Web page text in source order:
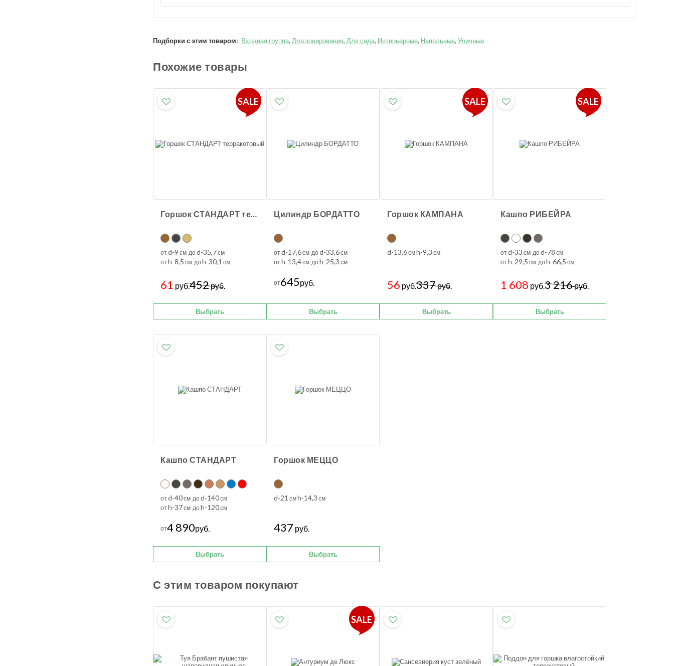
Подборки с этим товаром: Входная группа, Для зонирования, Для сада, Интерьерные, Напольные, Уличные
Похожие товары
SALE
Горшок СТАНДАРТ терракотовый
отd-9 см доd-35,7см
отh-8,5 см доh-30,1 см
61 руб.452руб.
Выбрать
Цилиндр БОРДАТТО
отd-17,6см доd-33,6см
отh-13,4см доh-25,3 см
от645руб.
Выбрать
SALE
Горшок КАМПАНА
d-13,6смh-9,3 см
56 руб.337руб.
Выбрать
SALE
Кашпо РИБЕЙРА
отd-33 см доd-78 см
отh-29,5 см доh-66,5 см
1 608 руб.3 216руб.
Выбрать
Кашпо СТАНДАРТ
отd-40см доd-140см
отh-37см доh-120см
от4 890руб.
Выбрать
Горшок МЕЦЦО
d-21 смh-14,3 см
437 руб.
Выбрать
С этим товаром покупают
SALE